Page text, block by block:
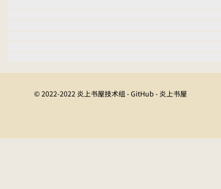
© 2022-2022 炎上书屋技术组 - GitHub - 炎上书屋